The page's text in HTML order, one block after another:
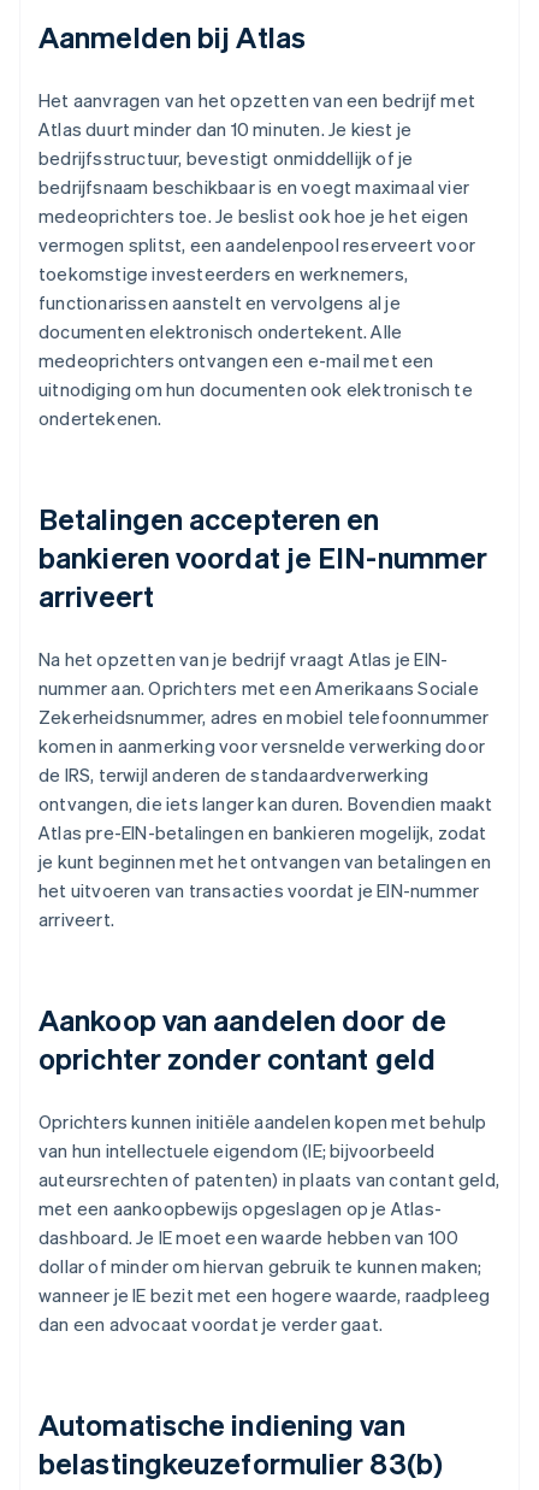
Aanmelden bij Atlas
Het aanvragen van het opzetten van een bedrijf met
Atlas duurt minder dan 10 minuten. Je kiest je
bedrijfsstructuur, bevestigt onmiddellijk of je
bedrijfsnaam beschikbaar is en voegt maximaal vier
medeoprichters toe. Je beslist ook hoe je het eigen
vermogen splitst, een aandelenpool reserveert voor
toekomstige investeerders en werknemers,
functionarissen aanstelt en vervolgens al je
documenten elektronisch ondertekent. Alle
medeoprichters ontvangen een e-mail met een
uitnodiging om hun documenten ook elektronisch te
ondertekenen.
Betalingen accepteren en
bankieren voordat je EIN-nummer
arriveert
Na het opzetten van je bedrijf vraagt Atlas je EIN-
nummer aan. Oprichters met een Amerikaans Sociale
Zekerheidsnummer, adres en mobiel telefoonnummer
komen in aanmerking voor versnelde verwerking door
de IRS, terwijl anderen de standaardverwerking
ontvangen, die iets langer kan duren. Bovendien maakt
Atlas pre-EIN-betalingen en bankieren mogelijk, zodat
je kunt beginnen met het ontvangen van betalingen en
het uitvoeren van transacties voordat je EIN-nummer
arriveert.
Aankoop van aandelen door de
oprichter zonder contant geld
Oprichters kunnen initiële aandelen kopen met behulp
van hun intellectuele eigendom (IE; bijvoorbeeld
auteursrechten of patenten) in plaats van contant geld,
met een aankoopbewijs opgeslagen op je Atlas-
dashboard. Je IE moet een waarde hebben van 100
dollar of minder om hiervan gebruik te kunnen maken;
wanneer je IE bezit met een hogere waarde, raadpleeg
dan een advocaat voordat je verder gaat.
Automatische indiening van
belastingkeuzeformulier 83(b)